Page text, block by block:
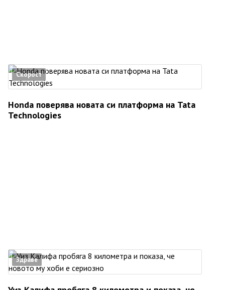
Скорост
Honda поверява новата си платформа на Tata
Technologies
Здраве